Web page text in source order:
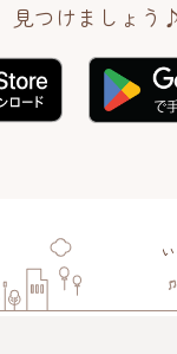
見つけましょう♪